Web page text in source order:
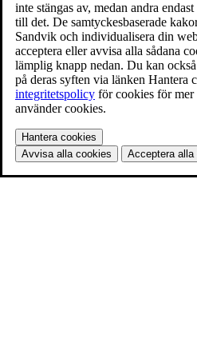
inte stängas av, medan andra
till det. De samtyckesbaserade
Sandvik och individualisera din
acceptera eller avvisa alla sådana
lämplig knapp nedan. Du kan
på deras syften via länken Hantera
integritetspolicy för cookies för
använder cookies.
Hantera cookies
Avvisa alla cookies
Acceptera alla